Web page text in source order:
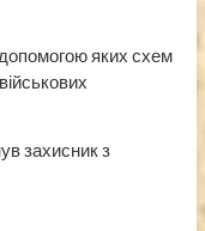
яких схем
захисник з